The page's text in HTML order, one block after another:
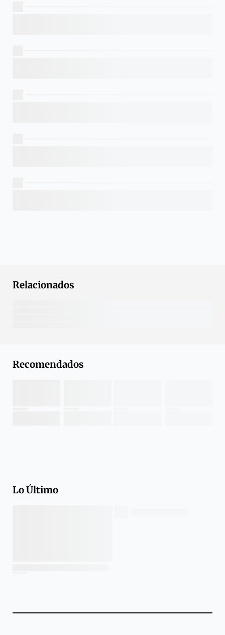
Relacionados
Recomendados
Lo Último